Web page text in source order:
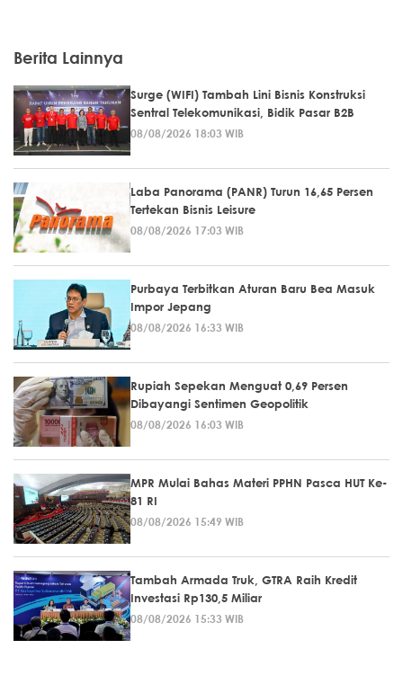
Berita Lainnya
Surge (WIFI) Tambah Lini Bisnis Konstruksi
Sentral Telekomunikasi, Bidik Pasar B2B
08/08/2026 18:03 WIB
Laba Panorama (PANR) Turun 16,65 Persen
Tertekan Bisnis Leisure
08/08/2026 17:03 WIB
Purbaya Terbitkan Aturan Baru Bea Masuk
Impor Jepang
08/08/2026 16:33 WIB
Rupiah Sepekan Menguat 0,69 Persen
Dibayangi Sentimen Geopolitik
08/08/2026 16:03 WIB
MPR Mulai Bahas Materi PPHN Pasca HUT Ke-
81 RI
08/08/2026 15:49 WIB
Tambah Armada Truk, GTRA Raih Kredit
Investasi Rp130,5 Miliar
08/08/2026 15:33 WIB